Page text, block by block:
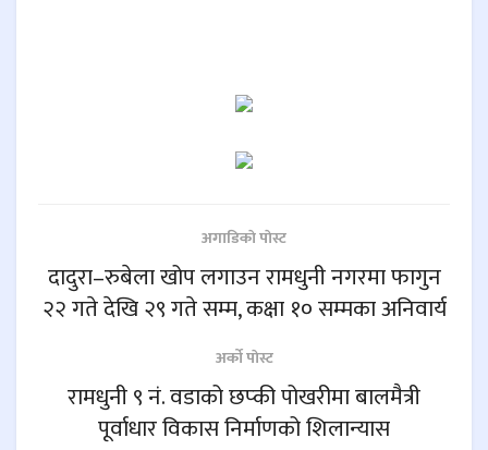
अगाडिकाे पाेस्ट
दादुरा–रुबेला खोप लगाउन रामधुनी नगरमा फागुन
२२ गते देखि २९ गते सम्म, कक्षा १० सम्मका अनिवार्य
अर्काे पाेस्ट
रामधुनी ९ नं. वडाको छप्की पोखरीमा बालमैत्री
पूर्वाधार विकास निर्माणको शिलान्यास